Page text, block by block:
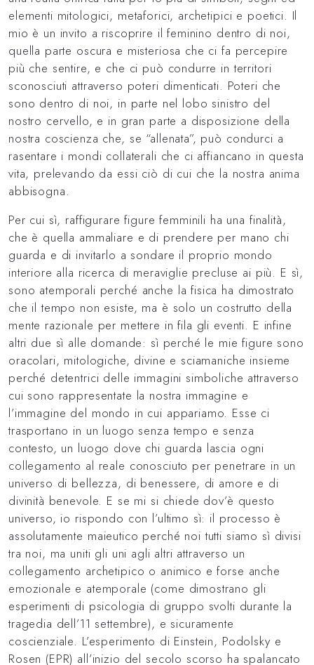
elementi mitologici, metaforici, archetipici e poetici. Il
mio è un invito a riscoprire il feminino dentro di noi,
quella parte oscura e misteriosa che ci fa percepire
più che sentire, e che ci può condurre in territori
sconosciuti attraverso poteri dimenticati. Poteri che
sono dentro di noi, in parte nel lobo sinistro del
nostro cervello, e in gran parte a disposizione della
nostra coscienza che, se “allenata”, può condurci a
rasentare i mondi collaterali che ci affiancano in questa
vita, prelevando da essi ciò di cui che la nostra anima
abbisogna.
Per cui sì, raffigurare figure femminili ha una finalità,
che è quella ammaliare e di prendere per mano chi
guarda e di invitarlo a sondare il proprio mondo
interiore alla ricerca di meraviglie precluse ai più. E sì,
sono atemporali perché anche la fisica ha dimostrato
che il tempo non esiste, ma è solo un costrutto della
mente razionale per mettere in fila gli eventi. E infine
altri due sì alle domande: sì perché le mie figure sono
oracolari, mitologiche, divine e sciamaniche insieme
perché detentrici delle immagini simboliche attraverso
cui sono rappresentate la nostra immagine e
l’immagine del mondo in cui appariamo. Esse ci
trasportano in un luogo senza tempo e senza
contesto, un luogo dove chi guarda lascia ogni
collegamento al reale conosciuto per penetrare in un
universo di bellezza, di benessere, di amore e di
divinità benevole. E se mi si chiede dov’è questo
universo, io rispondo con l’ultimo sì: il processo è
assolutamente maieutico perché noi tutti siamo sì divisi
tra noi, ma uniti gli uni agli altri attraverso un
collegamento archetipico o animico e forse anche
emozionale e atemporale (come dimostrano gli
esperimenti di psicologia di gruppo svolti durante la
tragedia dell’11 settembre), e sicuramente
coscienziale. L’esperimento di Einstein, Podolsky e
Rosen (EPR) all’inizio del secolo scorso ha spalancato